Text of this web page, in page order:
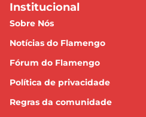
Institucional
Sobre Nós
Notícias do Flamengo
Fórum do Flamengo
Política de privacidade
Regras da comunidade